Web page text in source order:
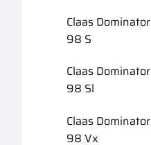
Claas Dominator
98 S
Claas Dominator
98 Sl
Claas Dominator
98 Vx